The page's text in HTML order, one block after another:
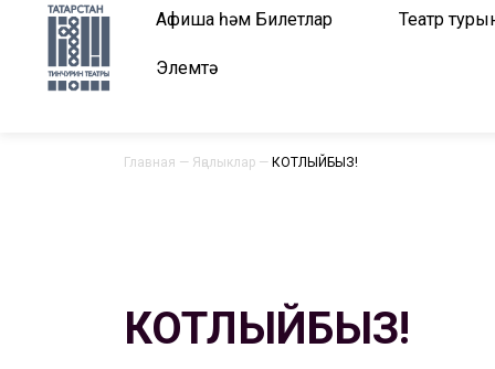
Афиша һәм Билетлар Театр
Элемтә
Главная — Яңалыклар — КОТЛЫЙБЫЗ!
КОТЛЫЙБЫЗ!